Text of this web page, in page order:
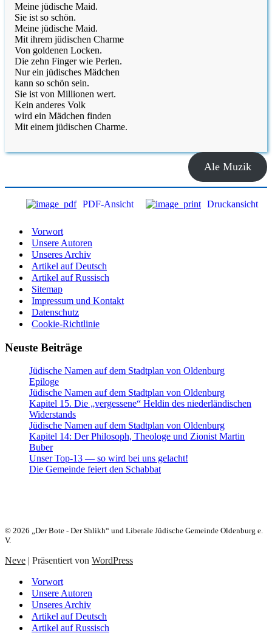
Meine jüdische Maid.
Sie ist so schön.
Meine jüdische Maid.
Mit ihrem jüdischen Charme
Von goldenen Locken.
Die zehn Finger wie Perlen.
Nur ein jüdisches Mädchen
kann so schön sein.
Sie ist von Millionen wert.
Kein anderes Volk
wird ein Mädchen finden
Mit einem jüdischen Charme.
Ale Muzik
PDF-Ansicht Druckansicht
Vorwort
Unsere Autoren
Unseres Archiv
Artikel auf Deutsch
Artikel auf Russisch
Sitemap
Impressum und Kontakt
Datenschutz
Cookie-Richtlinie
Neuste Beiträge
Jüdische Namen auf dem Stadtplan von Oldenburg
Epiloge
Jüdische Namen auf dem Stadtplan von Oldenburg
Kapitel 15. Die „vergessene“ Heldin des niederländischen
Widerstands
Jüdische Namen auf dem Stadtplan von Oldenburg
Kapitel 14: Der Philosoph, Theologe und Zionist Martin
Buber
Unser Top-13 — so wird bei uns gelacht!
Die Gemeinde feiert den Schabbat
© 2026 „Der Bote - Der Shlikh“ und Liberale Jüdische Gemeinde Oldenburg e.
V.
Neve | Präsentiert von WordPress
Vorwort
Unsere Autoren
Unseres Archiv
Artikel auf Deutsch
Artikel auf Russisch